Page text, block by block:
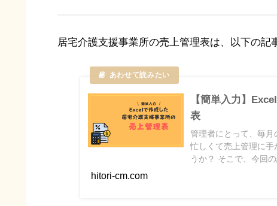
居宅介護支援事業所の売上管理表は、以下の記
【簡単入力】
表
管理者にとって、毎
忙しくて売上管理に手
うか？ そこで、今回
hitori-cm.com